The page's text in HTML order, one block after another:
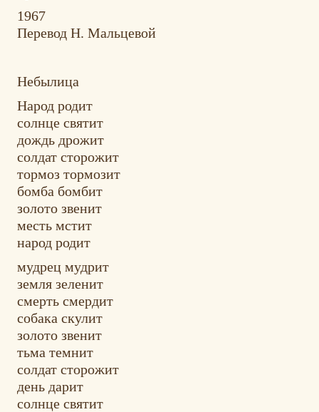
1967
Перевод Н. Мальцевой
Небылица
Народ родит
солнце святит
дождь дрожит
солдат сторожит
тормоз тормозит
бомба бомбит
золото звенит
месть мстит
народ родит
мудрец мудрит
земля зеленит
смерть смердит
собака скулит
золото звенит
тьма темнит
солдат сторожит
день дарит
солнце святит